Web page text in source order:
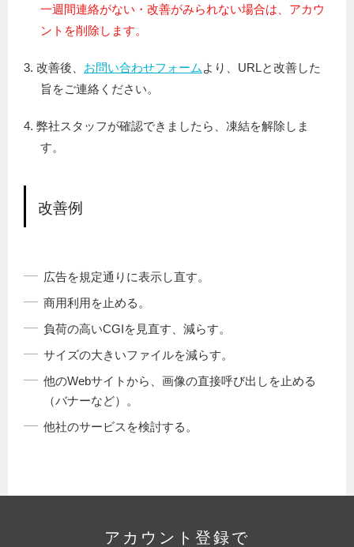
一週間連絡がない・改善がみられない場合は、アカウ
ントを削除します。
3. 改善後、 お問い合わせフォーム より、URLと改善した
旨をご連絡ください。
4. 弊社スタッフが確認できましたら、凍結を解除しま
す。
改善例
広告を規定通りに表示し直す。
商用利用を止める。
負荷の高いCGIを見直す、減らす。
サイズの大きいファイルを減らす。
他のWebサイトから、画像の直接呼び出しを止める
（バナーなど）。
他社のサービスを検討する。
アカウント登録で